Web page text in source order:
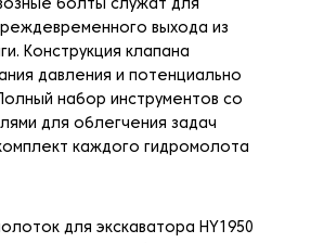
болты служат для
выхода из
Конструкция клапана
давления и потенциально
набор инструментов со
для облегчения задач
каждого гидромолота
для экскаватора HY1950